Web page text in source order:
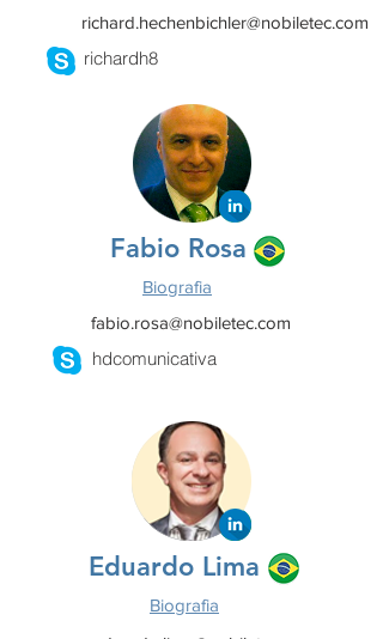
richard.hechenbichler@nobiletec.com
richardh8
Fabio Rosa
fabio.rosa@nobiletec.com
hdcomunicativa
Biografia
Eduardo Lima
Biografia